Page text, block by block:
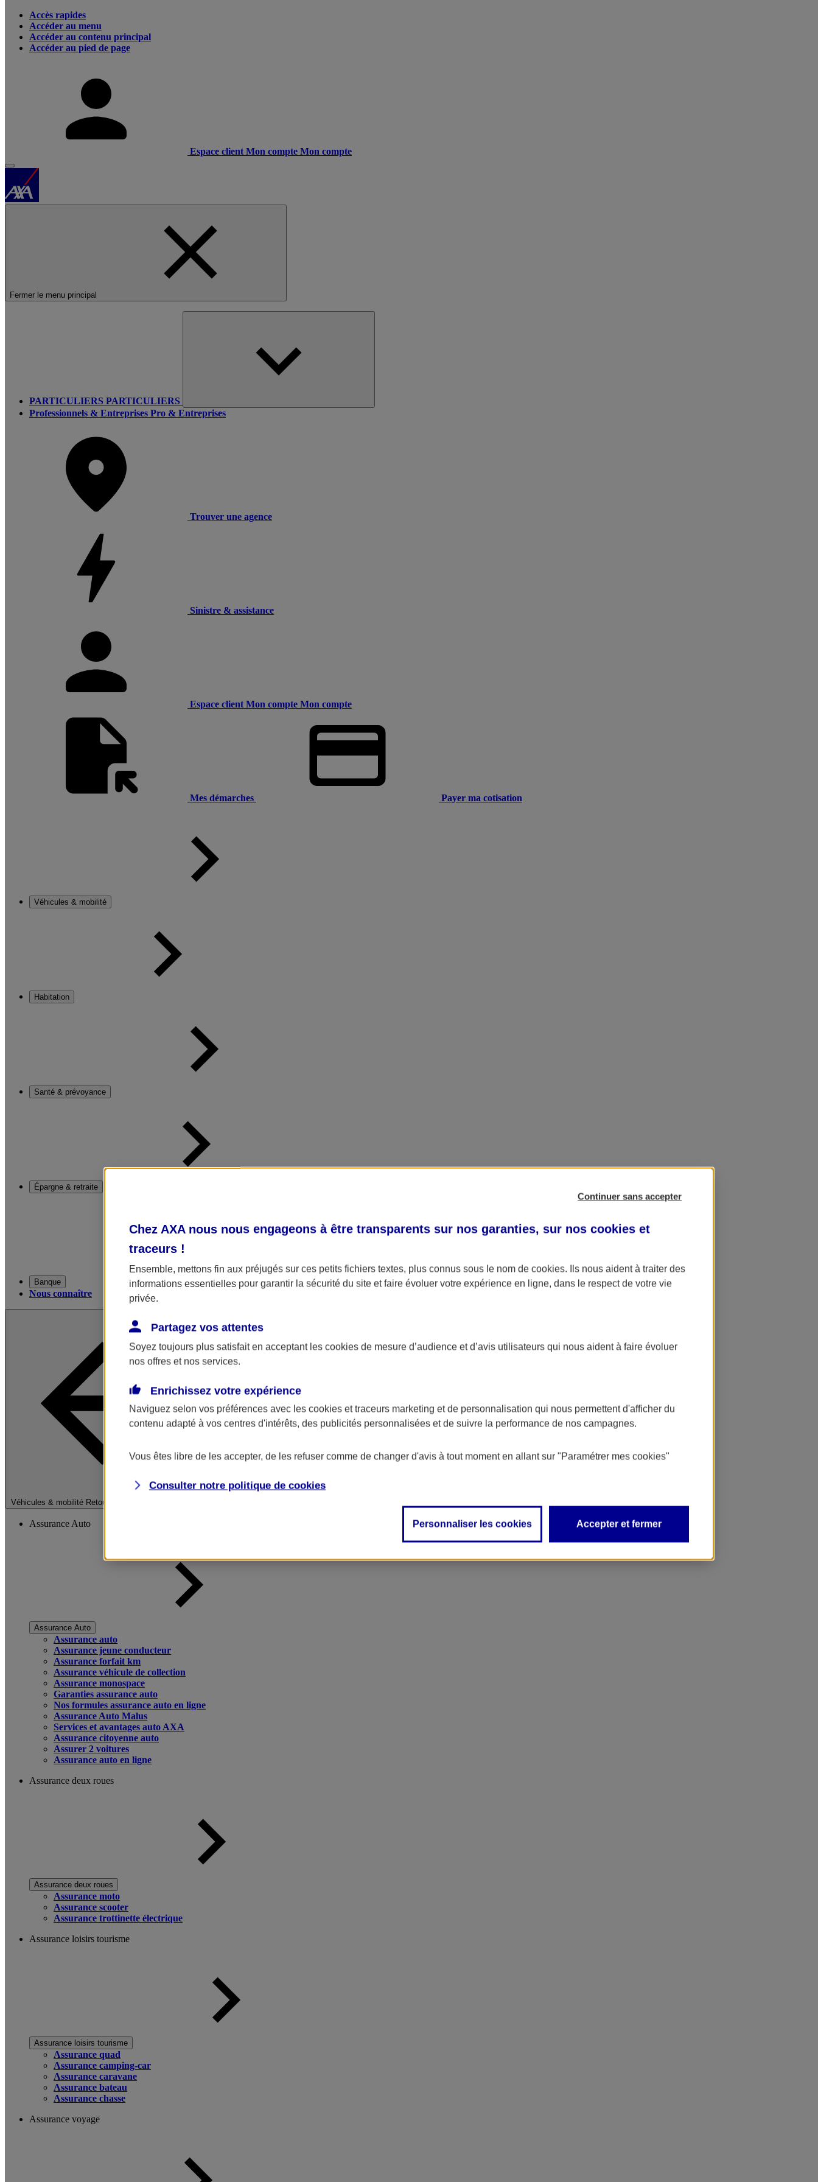
Accès rapides
Accéder au menu
Accéder au contenu principal
Accéder au pied de page
Espace client Mon compte Mon compte
Fermer le menu principal
PARTICULIERS PARTICULIERS
Professionnels & Entreprises Pro & Entreprises
Trouver une agence
Sinistre & assistance
Espace client Mon compte Mon compte
Mes démarches Payer ma cotisation
Véhicules & mobilité
Habitation
Santé & prévoyance
Épargne & retraite
Banque
Nous connaître
Véhicules & mobilité Retour à la section précédente
Fermer le menu principal
Assurance Auto
Assurance Auto
Assurance auto
Assurance jeune conducteur
Assurance forfait km
Assurance véhicule de collection
Assurance monospace
Garanties assurance auto
Nos formules assurance auto en ligne
Assurance Auto Malus
Services et avantages auto AXA
Assurance citoyenne auto
Assurer 2 voitures
Assurance auto en ligne
Assurance deux roues
Assurance deux roues
Assurance moto
Assurance scooter
Assurance trottinette électrique
Assurance loisirs tourisme
Assurance loisirs tourisme
Assurance quad
Assurance camping-car
Assurance caravane
Assurance bateau
Assurance chasse
Assurance voyage
Continuer sans accepter
Chez AXA nous nous engageons à être transparents sur nos garanties, sur nos cookies et
traceurs !
Ensemble, mettons fin aux préjugés sur ces petits fichiers textes, plus connus sous le nom de cookies. Ils nous aident à traiter des
informations essentielles pour garantir la sécurité du site et faire évoluer votre expérience en ligne, dans le respect de votre vie
privée.
Partagez vos attentes
Soyez toujours plus satisfait en acceptant les cookies de mesure d’audience et d’avis utilisateurs qui nous aident à faire évoluer
nos offres et nos services.
Enrichissez votre expérience
Naviguez selon vos préférences avec les cookies et traceurs marketing et de personnalisation qui nous permettent d'afficher du
contenu adapté à vos centres d'intérêts, des publicités personnalisées et de suivre la performance de nos campagnes.
Vous êtes libre de les accepter, de les refuser comme de changer d'avis à tout moment en allant sur "Paramétrer mes cookies"
Consulter notre politique de cookies
Personnaliser les cookies Accepter et fermer